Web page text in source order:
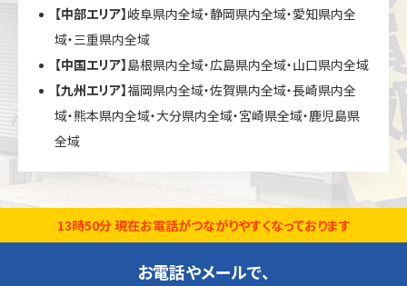
【中部エリア】岐阜県内全域・静岡県内全域・愛知県内全
域・三重県内全域
【中国エリア】島根県内全域・広島県内全域・山口県内全域
【九州エリア】福岡県内全域・佐賀県内全域・長崎県内全
域・熊本県内全域・大分県内全域・宮崎県全域・鹿児島県
全域
13時50分 現在お電話がつながりやすくなっております
お電話やメールで、